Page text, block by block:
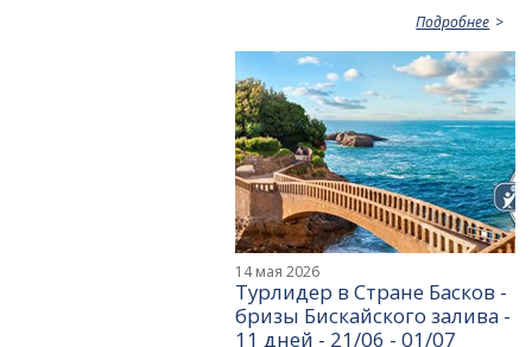
Подробнее
14 мая 2026
Турлидер в Стране Басков -
бризы Бискайского залива -
11 дней - 21/06 - 01/07